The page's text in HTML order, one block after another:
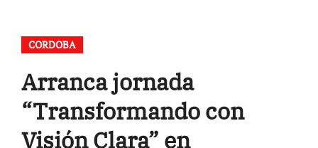
CORDOBA
Arranca jornada
“Transformando con
Visión Clara” en